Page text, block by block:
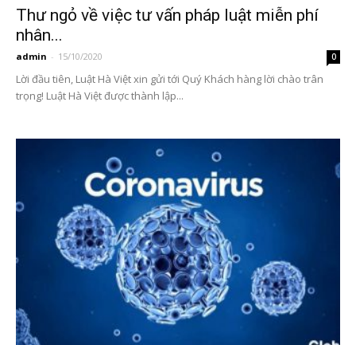
Thư ngỏ về việc tư vấn pháp luật miễn phí
nhân...
admin - 15/10/2020 0
Lời đầu tiên, Luật Hà Việt xin gửi tới Quý Khách hàng lời chào trân
trọng! Luật Hà Việt được thành lập...